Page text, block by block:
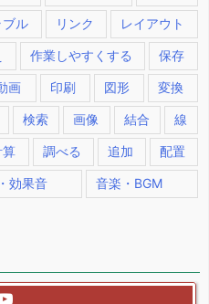
ブル リンク レイアウト
作業しやすくする 保存
画 印刷 図形 変換
検索 画像 結合 線
算 調べる 追加 配置
効果音 音楽・BGM